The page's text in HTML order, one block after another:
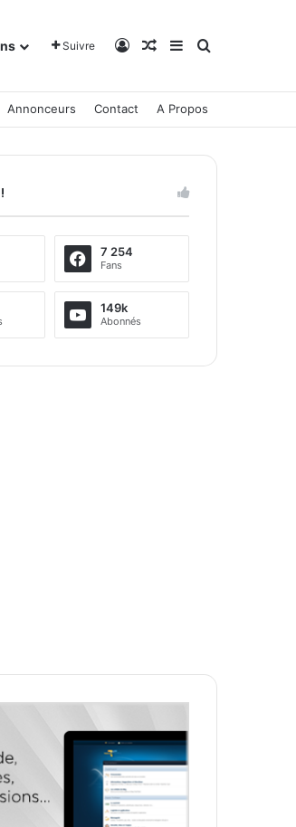
Suivre Connexion
Article Aléatoire
Sidebar (barre
Rechercher
Annonceurs Contact A Propos
7 254
Fans
149k
Abonnés